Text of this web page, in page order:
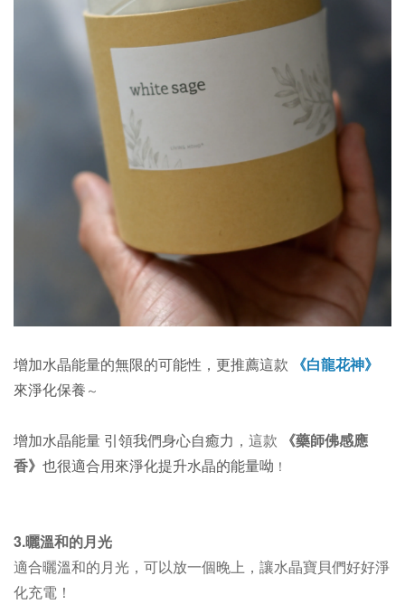
增加水晶能量的無限的可能性，更推薦這款
《白龍花神》
來淨化保養 ～
增加水晶能量 引領我們身心自癒力 ， 這款
《藥師佛感應
香》 也很適合用來淨化提升水晶的能量呦 ！
3.曬溫和的月光
適合曬溫和的月光，可以放一個晚上，讓水晶寶貝們好好淨
化充電！